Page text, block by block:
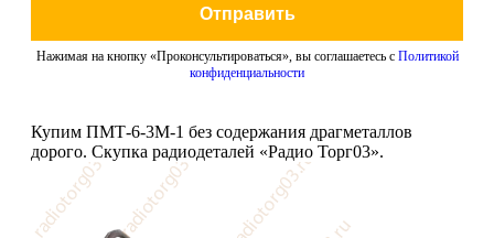
Отправить
Нажимая на кнопку «Проконсультироваться», вы соглашаетесь с Политикой
конфиденциальности
Купим ПМТ-6-3М-1 без содержания драгметаллов
дорого. Скупка радиодеталей «Радио Торг03».